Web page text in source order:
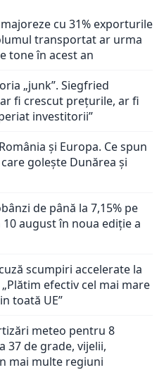
cu 31% exporturile
transportat ar urma
tone în acest an
„junk”. Siegfried
fi crescut preţurile, ar fi
investitorii”
și Europa. Ce spun
golește Dunărea și
de până la 7,15% pe
august în noua ediție a
scumpiri accelerate la
efectiv cel mai mare
toată UE”
meteo pentru 8
37 de grade, vijelii,
mai multe regiuni